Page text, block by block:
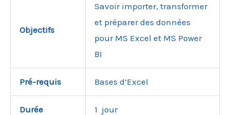
Objectifs
Savoir importer, transformer
et préparer des données
pour MS Excel et MS Power
BI
Pré-requis Bases d’Excel
Durée 1 jour